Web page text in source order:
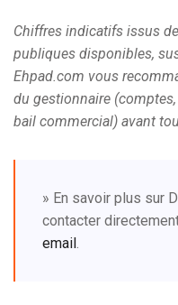
Chiffres indicatifs issus
publiques disponibles,
Ehpad.com vous
du gestionnaire
bail commercial) avant
» En savoir plus sur
contacter
email